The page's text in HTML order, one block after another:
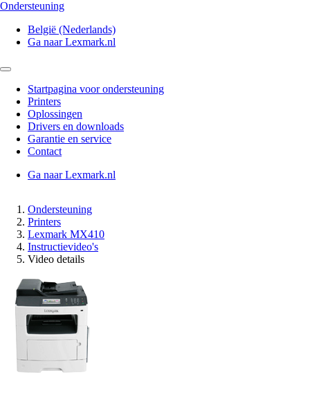
Ondersteuning
België (Nederlands)
Ga naar Lexmark.nl
Startpagina voor ondersteuning
Printers
Oplossingen
Drivers en downloads
Garantie en service
Contact
Ga naar Lexmark.nl
Ondersteuning
Printers
Lexmark MX410
Instructievideo's
Video details